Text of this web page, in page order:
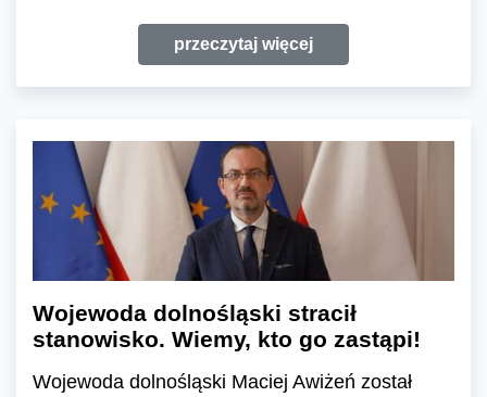
przeczytaj więcej
Wojewoda dolnośląski stracił
stanowisko. Wiemy, kto go zastąpi!
Wojewoda dolnośląski Maciej Awiżeń został